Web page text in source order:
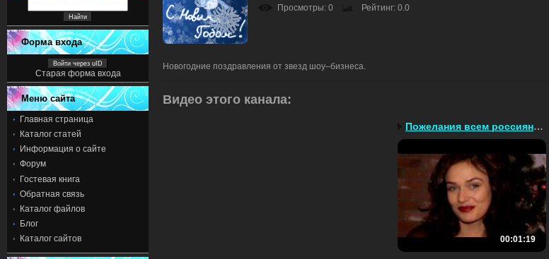
Форма входа
Войти через uID
Старая форма входа
Меню сайта
Главная страница
Каталог статей
Информация о сайте
Форум
Гостевая книга
Обратная связь
Каталог файлов
Блог
Каталог сайтов
Просмотры: 0 Рейтинг: 0.0
Новогодние поздравления от звезд шоу–бизнеса.
Видео этого канала:
Пожелания всем россиянам!
00:01:19